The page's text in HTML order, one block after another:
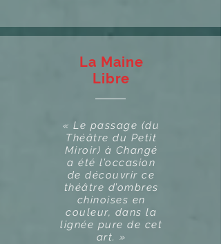
La Maine
Libre
« Le passage (du
Théâtre du Petit
Miroir) à Changé
a été l’occasion
de découvrir ce
théâtre d’ombres
chinoises en
couleur, dans la
lignée pure de cet
art. »